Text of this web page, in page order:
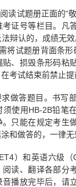
读试题册正面的“
证号等栏目。凡
辩认的，成绩无
将试题册背面条
、损毁条形码粘
考试结束前禁止提
做答题目。书写
使用HB-2B铅笔
只能在规定考生
和做答的，一律无
）和英语六级
阅读、翻译各部分
音播放完毕后，请